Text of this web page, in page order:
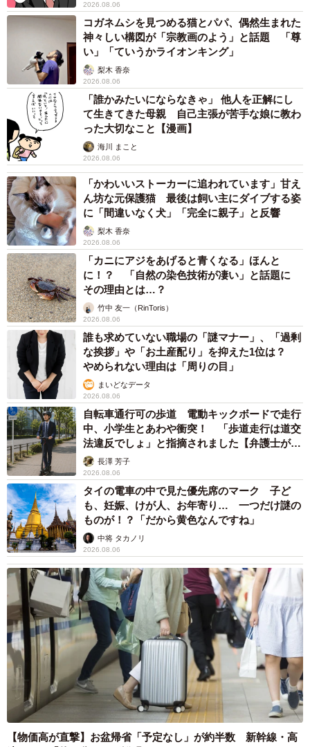
もふもふになった現在のまーやくん（あきみさん提供、Instagramよりキ
ャプチャ撮影）
「猫の絵を描く人すべてが猫を愛しているわけじ
ゃない」
イラストレーターの活動も、まーやくんとつながってい
る。帰国後、企業案件などで人物のイラストを描いていた
あきみさんは、猫のイラストも競合の多い中で「大好きな
猫を描こう」と決めた。これまで750匹以上の猫を描いてき
たという。
「ただ単に猫の絵を“売れるから”という理由で描く人には負
けたくない。命を守ってきた自分だからこそ描ける絵があ
ると思っています」
2026.08.06
コガネムシを見つめる猫とパパ、偶然生まれた
神々しい構図が「宗教画のよう」と話題 「尊
い」「ていうかライオンキング」
梨木 香奈
2026.08.06
「誰かみたいにならなきゃ」 他人を正解にし
て生きてきた母親 自己主張が苦手な娘に教わ
った大切なこと【漫画】
海川 まこと
2026.08.06
「かわいいストーカーに追われています」甘え
ん坊な元保護猫 最後は飼い主にダイブする姿
に「間違いなく犬」「完全に親子」と反響
梨木 香奈
2026.08.06
「カニにアジをあげると青くなる」ほんと
に！？ 「自然の染色技術が凄い」と話題に
その理由とは…？
竹中 友一（RinToris）
2026.08.06
誰も求めていない職場の「謎マナー」、「過剰
な挨拶」や「お土産配り」を抑えた1位は？
やめられない理由は「周りの目」
まいどなデータ
2026.08.06
自転車通行可の歩道 電動キックボードで走行
中、小学生とあわや衝突！ 「歩道走行は道交
法違反でしょ」と指摘されました【弁護士が解
説】長澤 芳子
2026.08.06
タイの電車の中で見た優先席のマーク 子ど
も、妊娠、けが人、お年寄り… 一つだけ謎の
ものが！？「だから黄色なんですね」
中将 タカノリ
2026.08.06
【物価高が直撃】お盆帰省「予定なし」が約半数 新幹線・高